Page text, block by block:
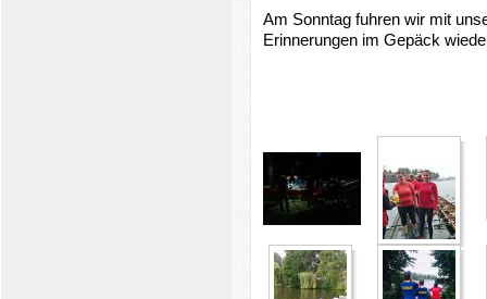
Am Sonntag fuhren wir mit
Erinnerungen im Gepäck